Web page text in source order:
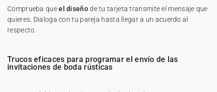
Comprueba queel diseñode tu tarjeta transmite el mensaje que
quieres. Dialoga con tu pareja hasta llegar a un acuerdo al
respecto.
Trucos eficaces para programar el envío de las
invitaciones de boda rústicas